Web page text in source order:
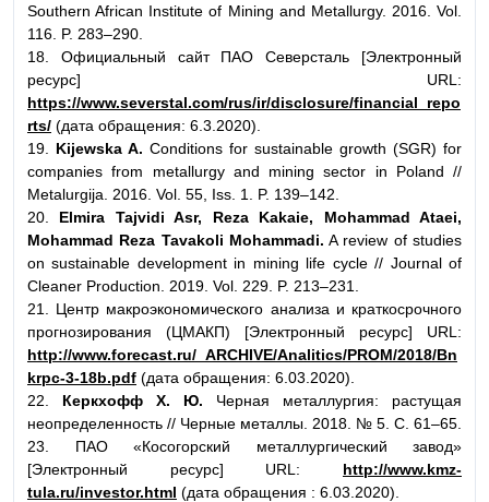
Southern African Institute of Mining and Metallurgy. 2016. Vol.
116. P. 283–290.
18. Официальный сайт ПАО Северсталь [Электронный
ресурс] URL:
https://www.severstal.com/rus/ir/disclosure/financial_repo
rts/ (дата обращения: 6.3.2020).
19. Kijewska A. Conditions for sustainable growth (SGR) for
companies from metallurgy and mining sector in Poland //
Metalurgija. 2016. Vol. 55, Iss. 1. P. 139–142.
20.
Elmira Tajvidi Asr, Reza Kakaie, Mohammad Ataei,
Mohammad Reza Tavakoli Mohammadi. A review of studies
on sustainable development in mining life cycle // Journal of
Cleaner Production. 2019. Vol. 229. P. 213–231.
21. Центр макроэкономического анализа и краткосрочного
прогнозирования (ЦМАКП) [Электронный ресурс] URL:
http://www.forecast.ru/_ARCHIVE/Analitics/PROM/2018/Bn
krpc-3-18b.pdf (дата обращения: 6.03.2020).
22. Керкхофф Х. Ю. Черная металлургия: растущая
неопределенность // Черные металлы. 2018. № 5. С. 61–65.
23. ПАО «Косогорский металлургический завод»
[Электронный ресурс] URL: http://www.kmz-
tula.ru/investor.html (дата обращения : 6.03.2020).